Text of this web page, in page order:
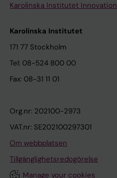
Karolinska Institutet Innovation
Karolinska Institutet
171 77 Stockholm
Tel: 08-524 800 00
Fax: 08-31 11 01
Org.nr: 202100-2973
VAT.nr: SE202100297301
Om webbplatsen
Tillgänglighetsredogörelse
Manage your cookies